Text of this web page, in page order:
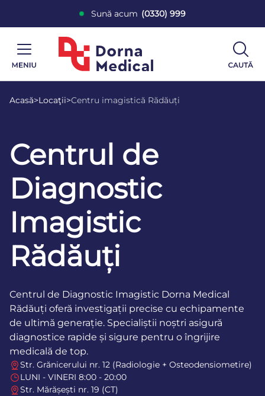
Sună acum (0330) 999
Acasă>Locaţii>Centru imagistică Rădăuți
Centrul de
Diagnostic
Imagistic
Rădăuți
Centrul de Diagnostic Imagistic Dorna Medical
Rădăuți oferă investigații precise cu echipamente
de ultimă generație. Specialiștii noștri asigură
diagnostice rapide și sigure pentru o îngrijire
medicală de top.
Str. Grănicerului nr. 12 (Radiologie + Osteodensiometire)
LUNI - VINERI 8:00 - 20:00
Str. Mărășești nr. 19 (CT)